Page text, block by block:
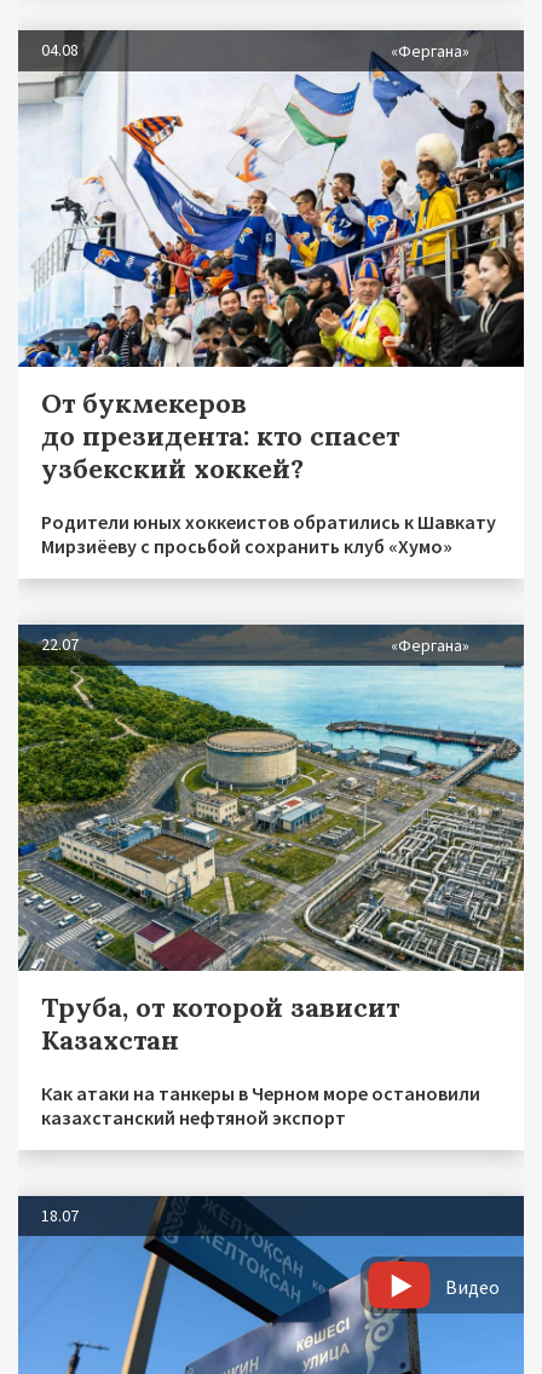
04.08 «Фергана»
От букмекеров
до президента: кто спасет
узбекский хоккей?
Родители юных хоккеистов обратились к Шавкату
Мирзиёеву с просьбой сохранить клуб «Хумо»
22.07 «Фергана»
Труба, от которой зависит
Казахстан
Как атаки на танкеры в Черном море остановили
казахстанский нефтяной экспорт
18.07
Видео